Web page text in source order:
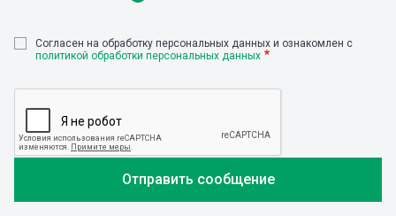
Cогласен на обработку персональных данных и ознакомлен с
политикой обработки персональных данных